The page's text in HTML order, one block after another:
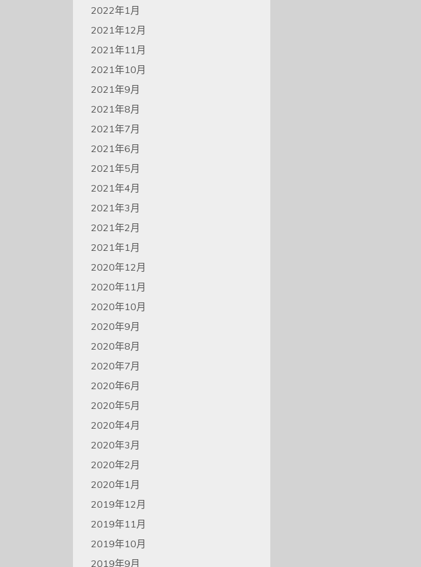
2022年1月
2021年12月
2021年11月
2021年10月
2021年9月
2021年8月
2021年7月
2021年6月
2021年5月
2021年4月
2021年3月
2021年2月
2021年1月
2020年12月
2020年11月
2020年10月
2020年9月
2020年8月
2020年7月
2020年6月
2020年5月
2020年4月
2020年3月
2020年2月
2020年1月
2019年12月
2019年11月
2019年10月
2019年9月